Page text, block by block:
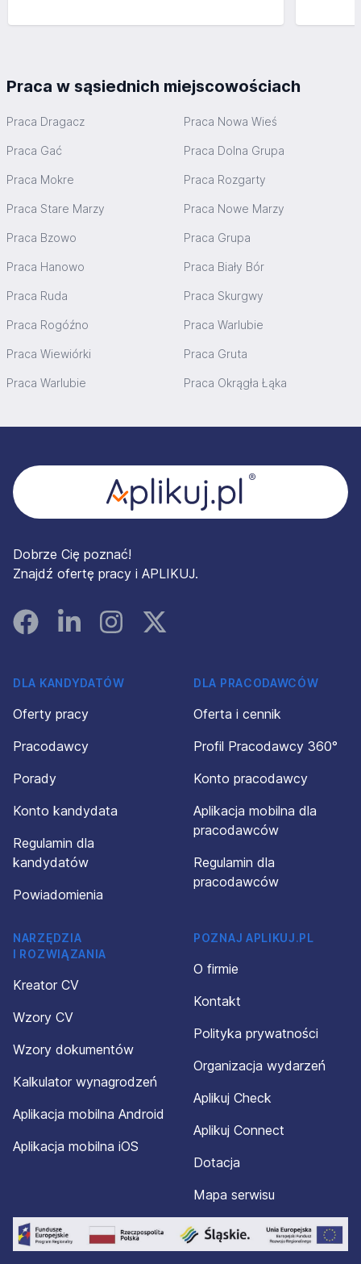
Praca w sąsiednich miejscowościach
Praca Dragacz Praca Nowa Wieś
Praca Gać Praca Dolna Grupa
Praca Mokre Praca Rozgarty
Praca Stare Marzy Praca Nowe Marzy
Praca Bzowo Praca Grupa
Praca Hanowo Praca Biały Bór
Praca Ruda Praca Skurgwy
Praca Rogóźno Praca Warlubie
Praca Wiewiórki Praca Gruta
Praca Warlubie Praca Okrągła Łąka
Dobrze Cię poznać!
Znajdź ofertę pracy i APLIKUJ.
FacebookLinked InInstagramInstagram
DLA KANDYDATÓW
Oferty pracy
Pracodawcy
Porady
Konto kandydata
Regulamin dla
kandydatów
Powiadomienia
DLA PRACODAWCÓW
Oferta i cennik
Profil Pracodawcy 360°
Konto pracodawcy
Aplikacja mobilna dla
pracodawców
Regulamin dla
pracodawców
NARZĘDZIA
I ROZWIĄZANIA
Kreator CV
Wzory CV
Wzory dokumentów
Kalkulator wynagrodzeń
Aplikacja mobilna Android
Aplikacja mobilna iOS
POZNAJ APLIKUJ.PL
O firmie
Kontakt
Polityka prywatności
Organizacja wydarzeń
Aplikuj Check
Aplikuj Connect
Dotacja
Mapa serwisu